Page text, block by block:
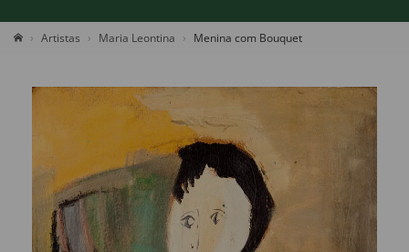
Artistas Maria Leontina Menina com Bouquet